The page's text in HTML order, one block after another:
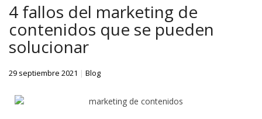
4 fallos del marketing de
contenidos que se pueden
solucionar
29 septiembre 2021 | Blog